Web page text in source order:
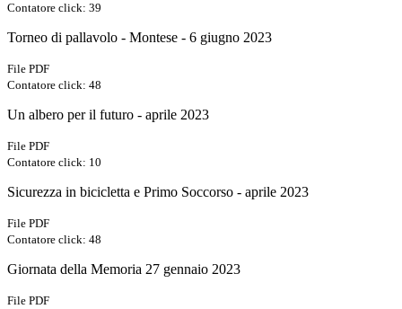
Contatore click: 39
Torneo di pallavolo - Montese - 6 giugno 2023
File PDF
Contatore click: 48
Un albero per il futuro - aprile 2023
File PDF
Contatore click: 10
Sicurezza in bicicletta e Primo Soccorso - aprile 2023
File PDF
Contatore click: 48
Giornata della Memoria 27 gennaio 2023
File PDF